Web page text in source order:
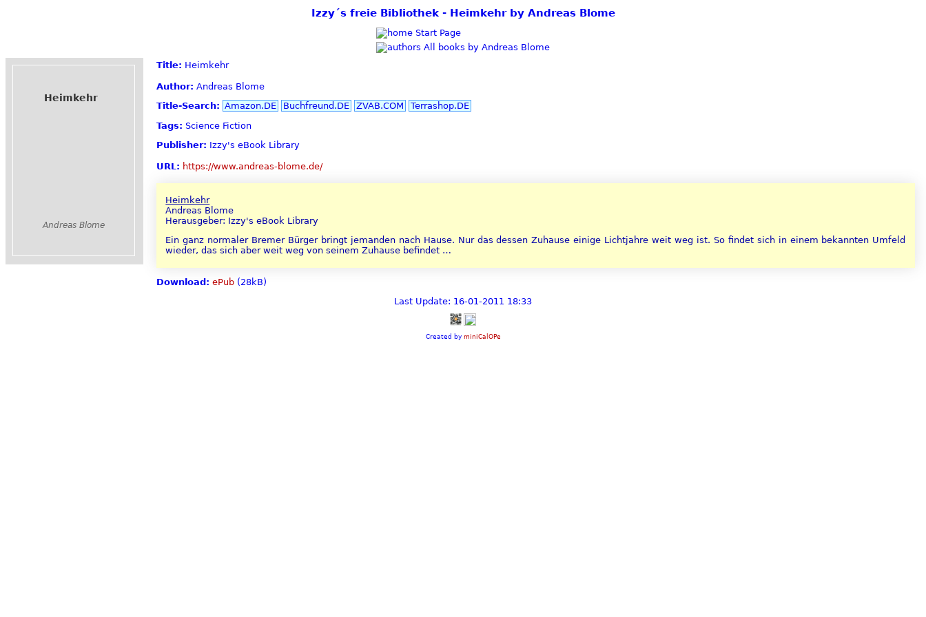
Izzy´s freie Bibliothek - Heimkehr by Andreas Blome
Start Page
All books by Andreas Blome
Heimkehr
Andreas Blome
Title: Heimkehr
Author: Andreas Blome
Title-Search: Amazon.DE Buchfreund.DE ZVAB.COM
Terrashop.DE
Tags: Science Fiction
Publisher: Izzy's eBook Library
URL: https://www.andreas-blome.de/
Heimkehr
Andreas Blome
Herausgeber: Izzy's eBook Library
Ein ganz normaler Bremer Bürger bringt jemanden nach Hause. Nur das dessen Zuhause einige Lichtjahre weit weg ist. So findet sich in einem bekannten Umfeld
wieder, das sich aber weit weg von seinem Zuhause befindet …
Download: ePub (28kB)
Last Update: 16-01-2011 18:33
Created by miniCalOPe